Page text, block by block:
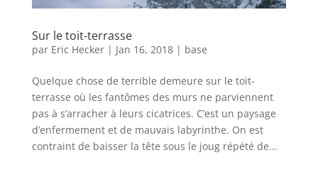
Sur le toit-terrasse
par Eric Hecker| Jan 16, 2018| base
Quelque chose de terrible demeure sur le toit-
terrasse où les fantômes des murs ne parviennent
pas à s’arracher à leurs cicatrices. C’est un paysage
d’enfermement et de mauvais labyrinthe. On est
contraint de baisser la tête sous le joug répété de...